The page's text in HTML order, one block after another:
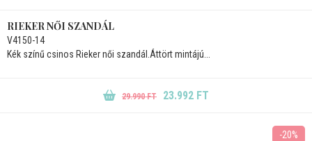
RIEKER NŐI SZANDÁL
V4150-14
Kék színű csinos Rieker női szandál.Áttört mintájú...
29.990 FT 23.992 FT
-20%